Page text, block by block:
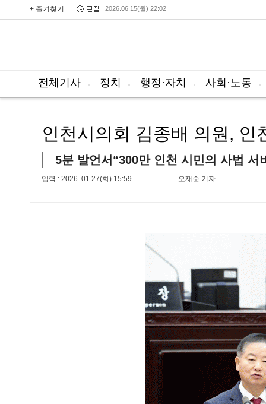
+ 즐겨찾기 2026.06.15(월) 22:02
전체기사 정치 행정·자치 사회·노동
인천시의회 김종배 의원,
5분 발언서“300만 인천 시민의 사법
입력 : 2026. 01.27(화) 15:59 오재순 기자